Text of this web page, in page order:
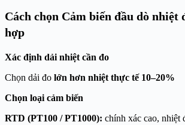
Cách chọn Cảm biến đầu dò nhiệt
hợp
Xác định dải nhiệt cần đo
Chọn dải đo lớn hơn nhiệt thực tế 10–20%
Chọn loại cảm biến
RTD (PT100 / PT1000): chính xác cao, nhiệt